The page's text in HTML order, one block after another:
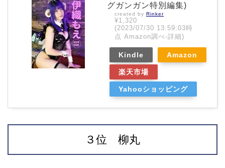
グガンガン特別編集)
created by Rinker
¥1,320
(2023/07/30 13:59:03時
点 Amazon調べ-詳細)
Kindle Amazon
楽天市場
Yahooショッピング
３位 柳丸